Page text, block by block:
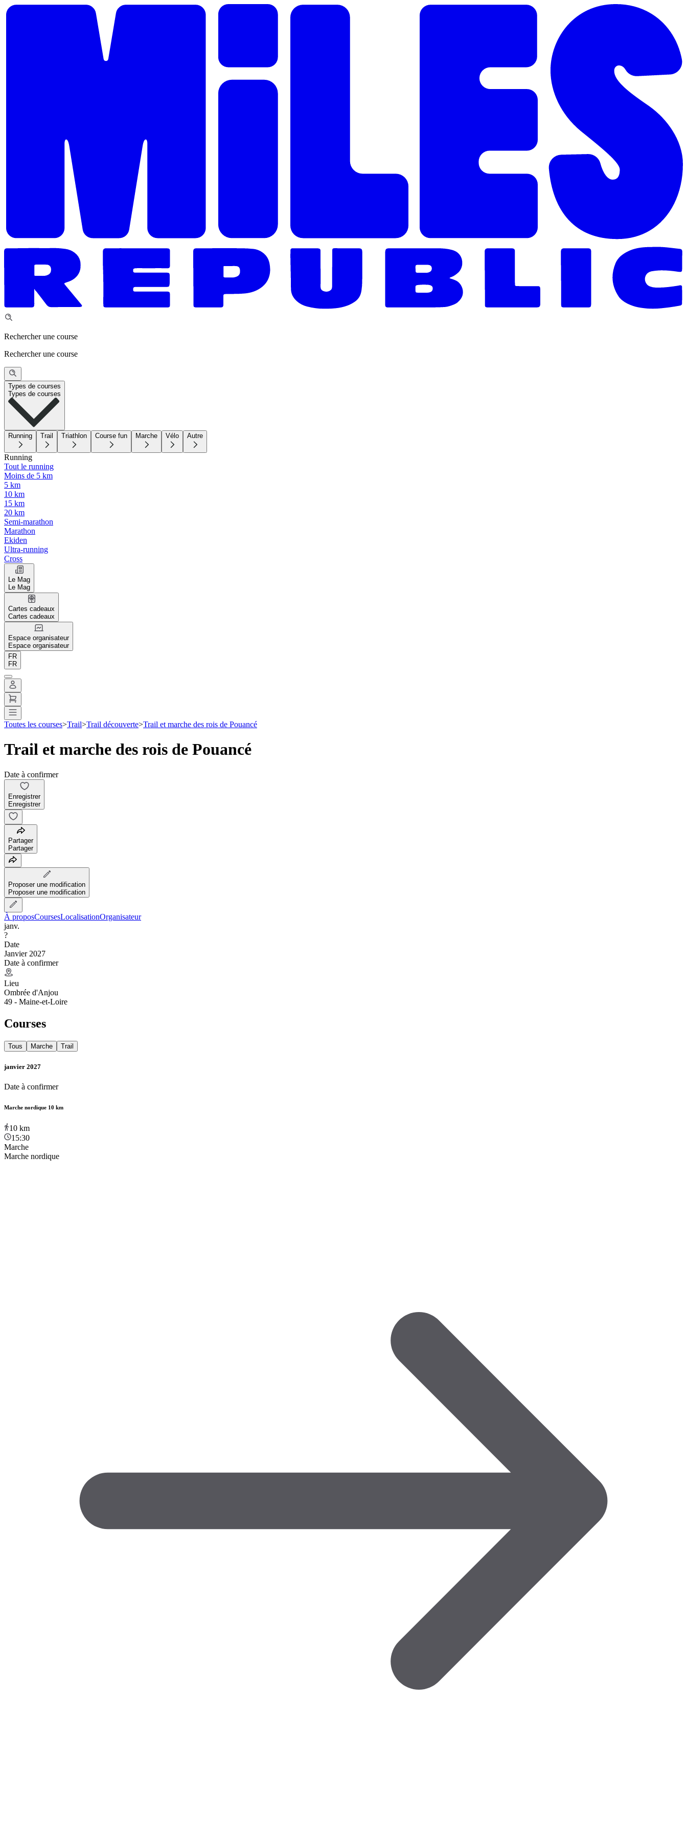
Rechercher une course
Rechercher une course
Types de courses
Types de courses
Running Trail Triathlon Course fun Marche Vélo Autre
Running
Tout le running
Moins de 5 km
5 km
10 km
15 km
20 km
Semi-marathon
Marathon
Ekiden
Ultra-running
Cross
Le Mag
Le Mag
Cartes cadeaux
Cartes cadeaux
Espace organisateur
Espace organisateur
FR
FR
Toutes les courses>Trail>Trail découverte>Trail et marche des rois de Pouancé
Trail et marche des rois de Pouancé
Date à confirmer
Enregistrer
Enregistrer
Partager
Partager
Proposer une modification
Proposer une modification
À proposCoursesLocalisationOrganisateur
janv.
?
Date
Janvier 2027
Date à confirmer
Lieu
Ombrée d'Anjou
49 - Maine-et-Loire
Courses
Tous Marche Trail
janvier 2027
Date à confirmer
Marche nordique 10 km
10 km
15:30
Marche
Marche nordique